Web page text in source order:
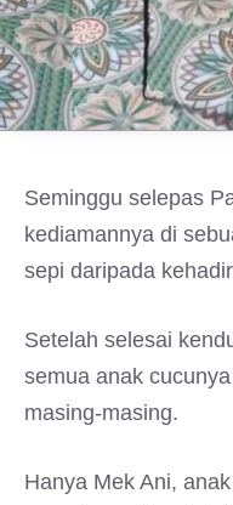
Seminggu selepas
kediamannya di
sepi daripada
Setelah selesai
semua anak
masing-masing.
Hanya Mek Ani,